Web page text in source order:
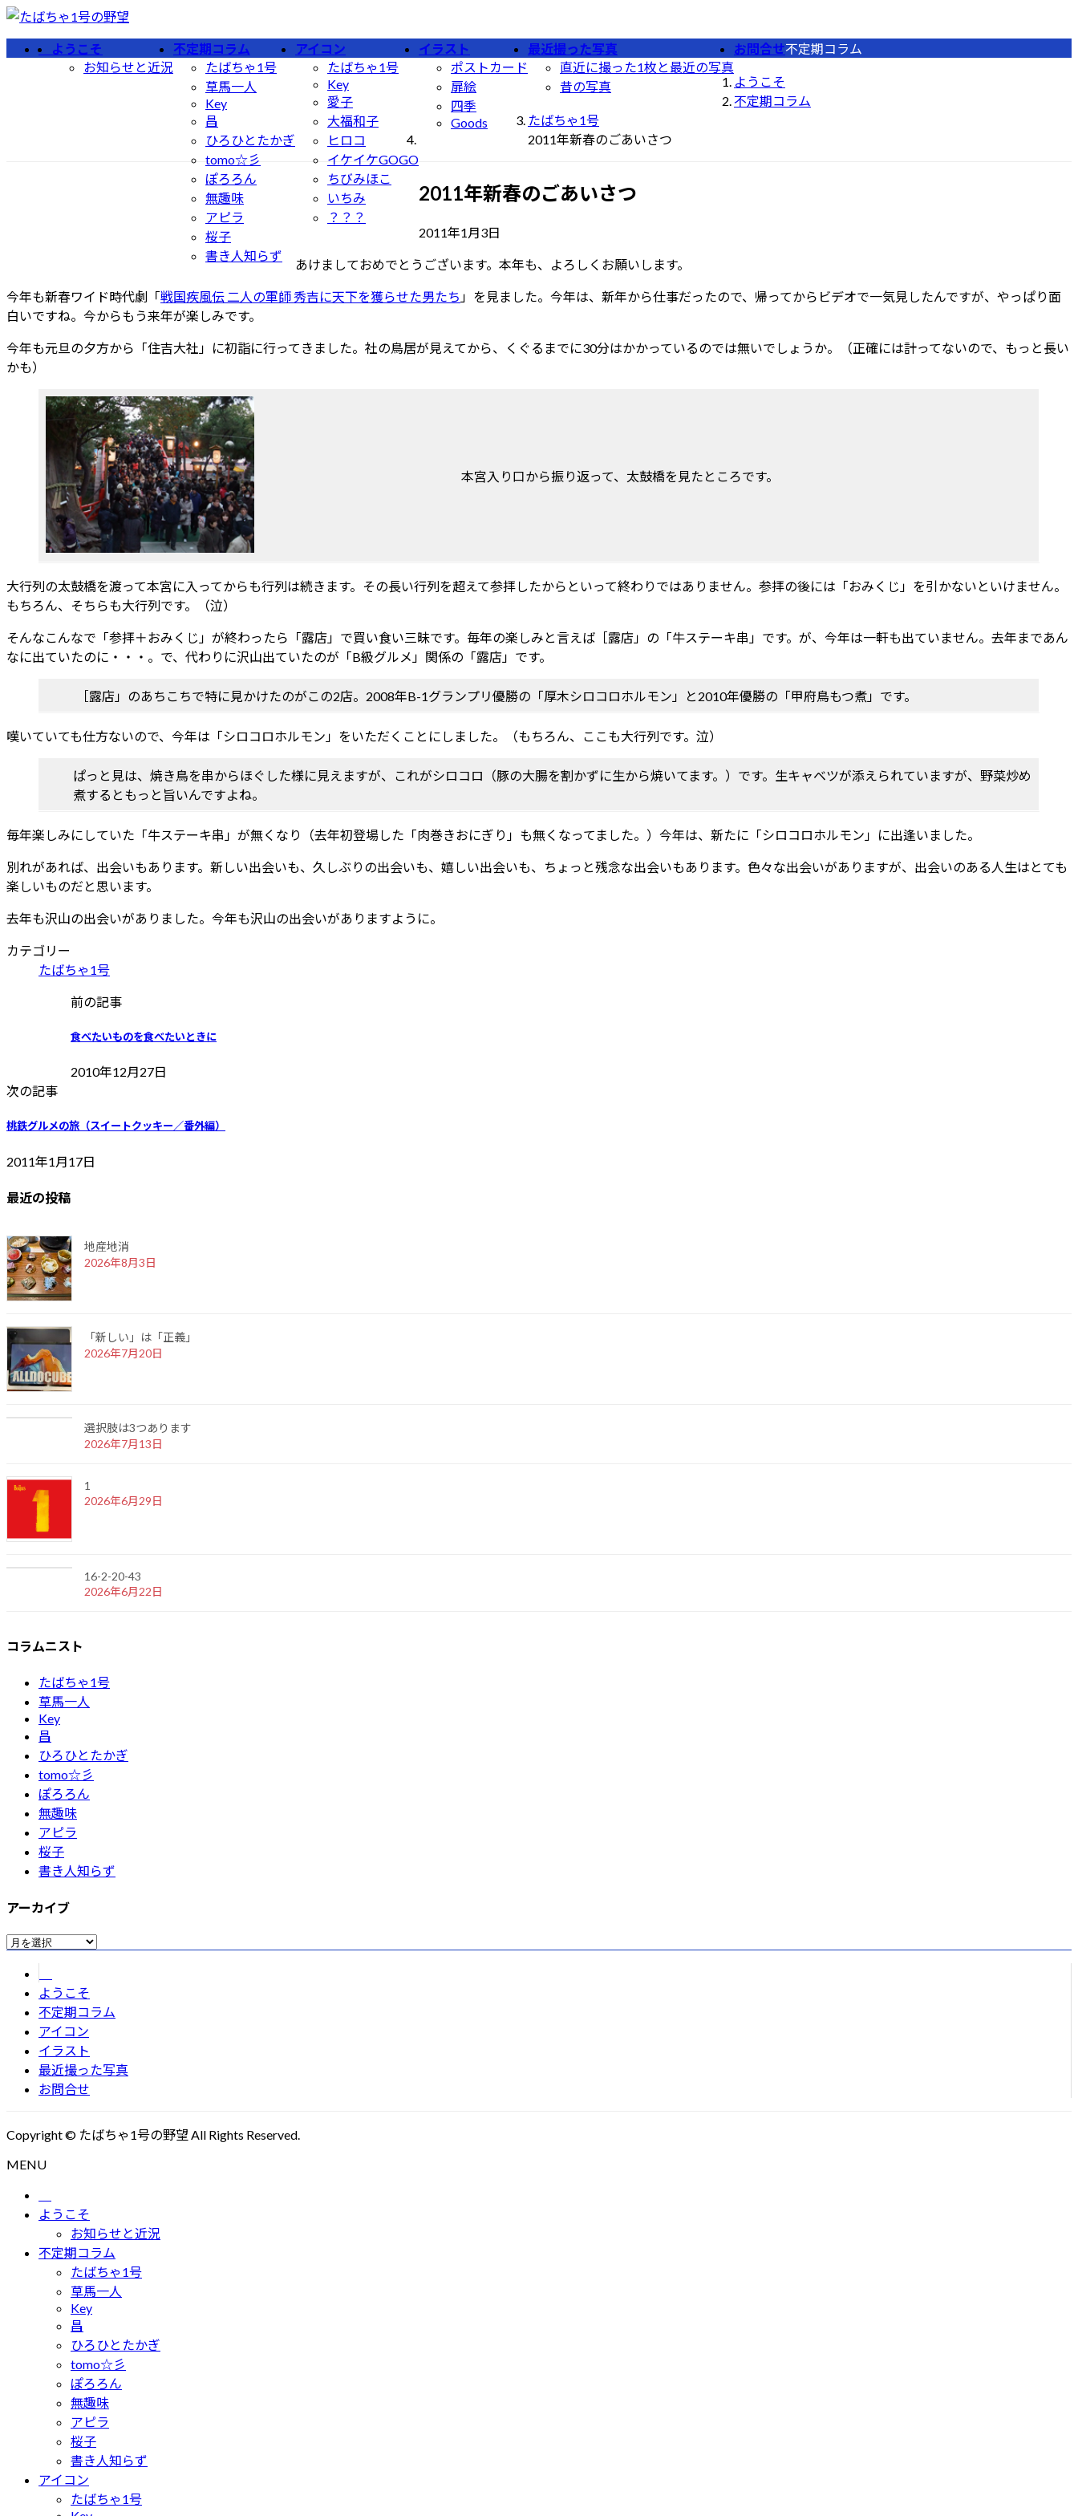
コ
ン
テ
ナ
ビ
ゲ
ようこそ
お知らせと近況
不定期コラム
たばちゃ1号
草馬一人
Key
昌
ひろひとたかぎ
tomo☆彡
ぽろろん
無趣味
アピラ
桜子
書き人知らず
アイコン
たばちゃ1号
Key
愛子
大福和子
ヒロコ
イケイケGOGO
ちびみほこ
いちみ
？？？
イラスト
ポストカード
扉絵
四季
Goods
最近撮った写真
直近に撮った1枚と最近の写真
昔の写真
お問合せ不定期コラム
ようこそ
不定期コラム
たばちゃ1号
2011年新春のごあいさつ
2011年新春のごあいさつ
2011年1月3日
更
新
あけましておめでとうございます。本年も、よろしくお願いします。
今年も新春ワイド時代劇「戦国疾風伝 二人の軍師 秀吉に天下を獲らせた男たち 」を見ました。今年は、新年から仕事だったので、帰ってからビデオで一気見したんですが、やっぱり面
白いですね。今からもう来年が楽しみです。
今年も元旦の夕方から「住吉大社」に初詣に行ってきました。社の鳥居が見えてから、くぐるまでに30分はかかっているのでは無いでしょうか。（正確には計ってないので、もっと長い
かも）
本宮入り口から振り返って、太鼓橋を見たところです。
大行列の太鼓橋を渡って本宮に入ってからも行列は続きます。その長い行列を超えて参拝したからといって終わりではありません。参拝の後には「おみくじ」を引かないといけません。
もちろん、そちらも大行列です。（泣）
そんなこんなで「参拝＋おみくじ」が終わったら「露店」で買い食い三昧です。毎年の楽しみと言えば［露店」の「牛ステーキ串」です。が、今年は一軒も出ていません。去年まであん
なに出ていたのに・・・。で、代わりに沢山出ていたのが「B級グルメ」関係の「露店」です。
［露店」のあちこちで特に見かけたのがこの2店。2008年B-1グランプリ優勝の「厚木シロコロホルモン」と2010年優勝の「甲府鳥もつ煮」です。
嘆いていても仕方ないので、今年は「シロコロホルモン」をいただくことにしました。（もちろん、ここも大行列です。泣）
ぱっと見は、焼き鳥を串からほぐした様に見えますが、これがシロコロ（豚の大腸を割かずに生から焼いてます。）です。生キャベツが添えられていますが、野菜炒め
煮するともっと旨いんですよね。
毎年楽しみにしていた「牛ステーキ串」が無くなり（去年初登場した「肉巻きおにぎり」も無くなってました。）今年は、新たに「シロコロホルモン」に出逢いました。
別れがあれば、出会いもあります。新しい出会いも、久しぶりの出会いも、嬉しい出会いも、ちょっと残念な出会いもあります。色々な出会いがありますが、出会いのある人生はとても
楽しいものだと思います。
去年も沢山の出会いがありました。今年も沢山の出会いがありますように。
カテゴリー
たばちゃ1号
前の記事
食べたいものを食べたいときに
2010年12月27日
次の記事
桃鉄グルメの旅（スイートクッキー／番外編）
2011年1月17日
最近の投稿
地産地消
2026年8月3日
「新しい」は「正義」
2026年7月20日
選択肢は3つあります
2026年7月13日
1
2026年6月29日
16-2-20-43
2026年6月22日
コラムニスト
たばちゃ1号
草馬一人
Key
昌
ひろひとたかぎ
tomo☆彡
ぽろろん
無趣味
アピラ
桜子
書き人知らず
アーカイブ
ア
ようこそ
不定期コラム
アイコン
イラスト
最近撮った写真
お問合せ
Copyright © たばちゃ1号の野望 All Rights Reserved.
MENU
ようこそ
お知らせと近況
不定期コラム
たばちゃ1号
草馬一人
Key
昌
ひろひとたかぎ
tomo☆彡
ぽろろん
無趣味
アピラ
桜子
書き人知らず
アイコン
たばちゃ1号